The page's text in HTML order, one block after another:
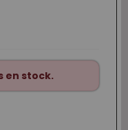
en stock.